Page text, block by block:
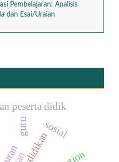
Pembelajaran: Analisis
dan Esai/Uraian
guru
peserta didik
sosial